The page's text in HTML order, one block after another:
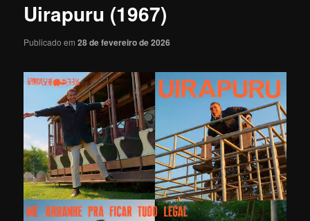
Uirapuru (1967)
Publicado em28 de fevereiro de 2026